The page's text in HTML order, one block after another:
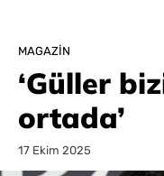
MAGAZIN
‘Güller
ortada’
17 Ekim 2025